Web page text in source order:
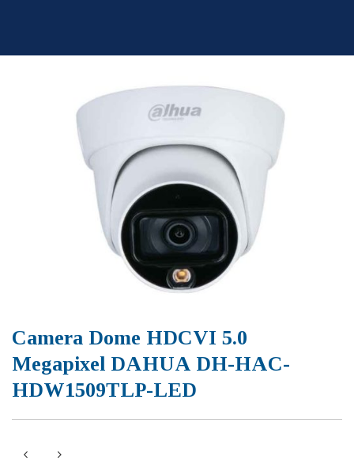
Camera Dome HDCVI 5.0
Megapixel DAHUA DH-HAC-
HDW1509TLP-LED